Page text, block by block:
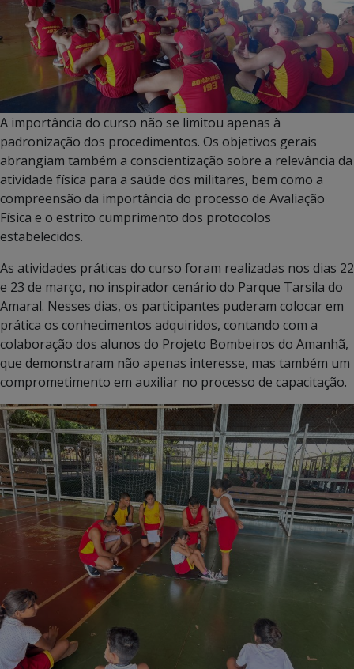
A importância do curso não se limitou apenas à
padronização dos procedimentos. Os objetivos gerais
abrangiam também a conscientização sobre a relevância da
atividade física para a saúde dos militares, bem como a
compreensão da importância do processo de Avaliação
Física e o estrito cumprimento dos protocolos
estabelecidos.
As atividades práticas do curso foram realizadas nos dias 22
e 23 de março, no inspirador cenário do Parque Tarsila do
Amaral. Nesses dias, os participantes puderam colocar em
prática os conhecimentos adquiridos, contando com a
colaboração dos alunos do Projeto Bombeiros do Amanhã,
que demonstraram não apenas interesse, mas também um
comprometimento em auxiliar no processo de capacitação.